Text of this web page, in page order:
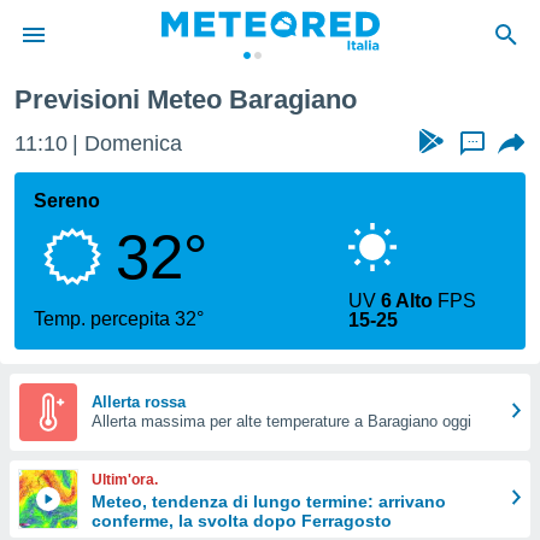
di
per
le
di
Web
le
Previsioni Meteo Baragiano
11:10 Domenica ...
Sereno
32°
Temp. percepita 32°
UV6 Alto FPS
15-25
Allerta rossa
Allerta massima per alte temperature a Baragiano oggi
Ultim'ora.
Meteo, tendenza di lungo termine: arrivano
conferme, la svolta dopo Ferragosto